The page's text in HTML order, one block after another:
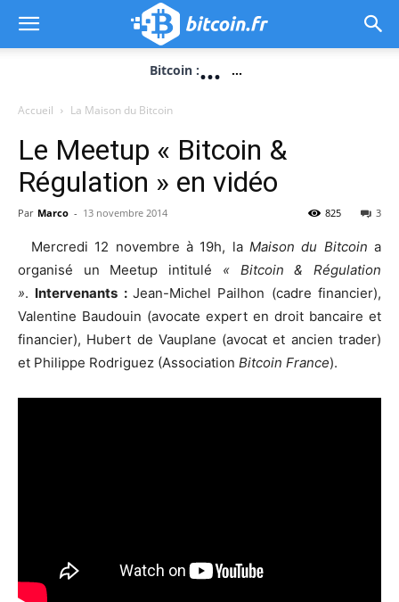
Bitcoin :... ...
Accueil La Maison du Bitcoin
Le Meetup « Bitcoin &
Régulation » en vidéo
Par Marco - 13 novembre 2014 3
825
Mercredi 12 novembre à 19h, la Maison du Bitcoin a
organisé un Meetup intitulé « Bitcoin & Régulation
». Intervenants :Jean-Michel Pailhon (cadre financier),
Valentine Baudouin (avocate expert en droit bancaire et
financier), Hubert de Vauplane (avocat et ancien trader)
et Philippe Rodriguez (Association Bitcoin France).